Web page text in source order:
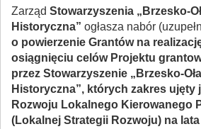
Zarząd Stowarzyszenia „Brzesko-
Historyczna” ogłasza nabór
o powierzenie Grantów na
osiągnięciu celów Projektu
przez Stowarzyszenie „Brzesko-
Historyczna”, których zakres ujęty
Rozwoju Lokalnego Kierowanego
(Lokalnej Strategii Rozwoju) na lata